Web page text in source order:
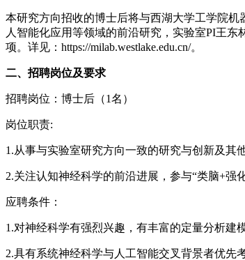
本研究方向招收的博士后将与西湖大学工学院
人智能化应用等领域的前沿研究，实验室PI王
项。详见：https://milab.westlake.edu.cn/。
二、招聘岗位及要求
招聘岗位：博士后（1名）
岗位职责:
1.从事与实验室研究方向一致的研究与创新及其
2.关注认知神经科学的前沿进展，参与“类脑+强
应聘条件：
1.对神经科学有强烈兴趣，有丰富的定量分析建
2.具有系统神经科学与人工智能交叉背景者优先